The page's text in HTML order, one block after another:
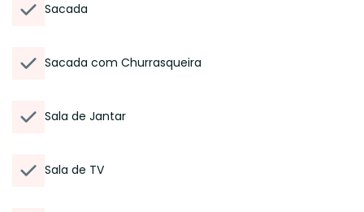
Sacada
Sacada com Churrasqueira
Sala de Jantar
Sala de TV